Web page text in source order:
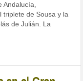
Andalucía,
triplete de Sousa y la
de Julián. La